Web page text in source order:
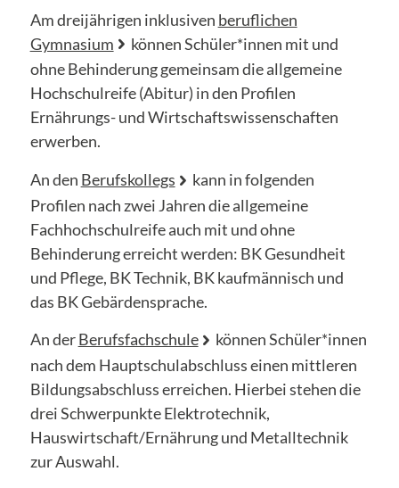
Am dreijährigen inklusiven beruflichen
Gymnasium
können Schüler*innen mit und
ohne Behinderung gemeinsam die allgemeine
Hochschulreife (Abitur) in den Profilen
Ernährungs- und Wirtschaftswissenschaften
erwerben.
An den Berufskollegs
kann in folgenden
Profilen nach zwei Jahren die allgemeine
Fachhochschulreife auch mit und ohne
Behinderung erreicht werden: BK Gesundheit
und Pflege, BK Technik, BK kaufmännisch und
das BK Gebärdensprache.
An derBerufsfachschule
können Schüler*innen
nach dem Hauptschulabschluss einen mittleren
Bildungsabschluss erreichen. Hierbei stehen die
drei Schwerpunkte Elektrotechnik,
Hauswirtschaft/Ernährung und Metalltechnik
zur Auswahl.